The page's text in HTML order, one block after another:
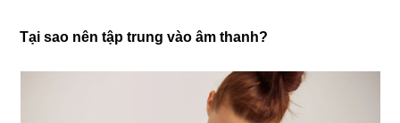
Tại sao nên tập trung vào âm thanh?